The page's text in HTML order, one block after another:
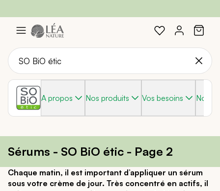
A propos Nos produits Vos besoins Nos
Sérums - SO BiO étic - Page 2
Chaque matin, il est important d’appliquer un sérum
sous votre crème de jour. Très concentré en actifs, il